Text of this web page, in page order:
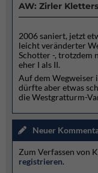
AW: Zirler
2006 saniert, jetzt
leicht veränderter
Schotter -, trotzdem
eher I als II.
Auf dem Wegweiser
dürfte aber etwas
die Westgratturm-
Neuer
Zum Verfassen von
registrieren.